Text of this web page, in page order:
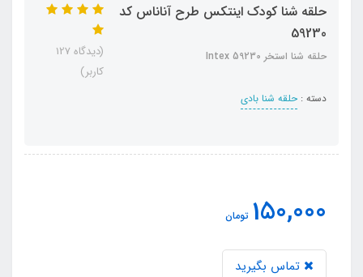
حلقه شنا کودک اینتکس طرح آناناس کد
59230
حلقه شنا استخر Intex 59230
دسته : حلقه شنا بادی
(دیدگاه 127
کاربر)
150,000 تومان
تماس بگیرید